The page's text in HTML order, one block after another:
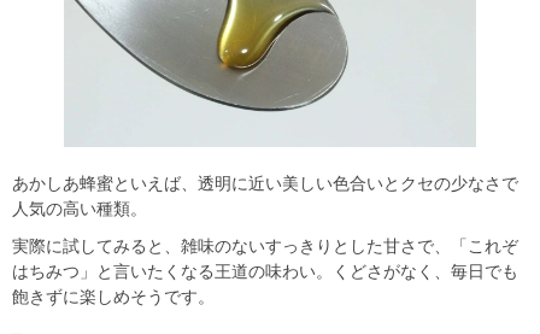
あかしあ蜂蜜といえば、透明に近い美しい色合いとクセの少なさで
人気の高い種類。
実際に試してみると、雑味のないすっきりとした甘さで、「これぞ
はちみつ」と言いたくなる王道の味わい。くどさがなく、毎日でも
飽きずに楽しめそうです。